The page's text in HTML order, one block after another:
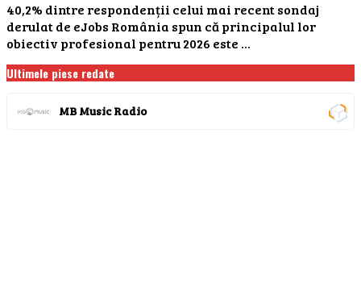
40,2% dintre respondenții celui mai recent sondaj
derulat de eJobs România spun că principalul lor
obiectiv profesional pentru 2026 este ...
Ultimele piese redate
MB Music Radio